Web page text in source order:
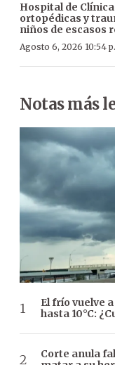
Hospital de
ortopédicas y
niños de escasos
Agosto 6, 2026 10:54
Notas más
El frío vuelve
hasta 10°C:
Corte anula